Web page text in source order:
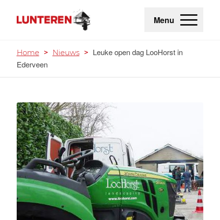
Menu
Home > Nieuws > Leuke open dag LooHorst in
Ederveen